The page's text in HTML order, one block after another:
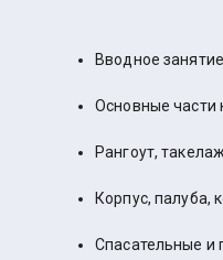
Вводное
Основные части
Рангоут,
Корпус, палуба,
Спасательные и